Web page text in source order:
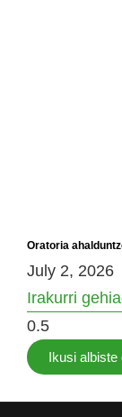
Oratoria
July 2, 2026
Irakurri
Ikusi albiste